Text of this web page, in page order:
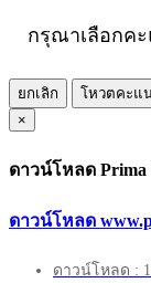
กรุณาเลือกค
ยกเลิก
โหวตคะแ
×
ดาวน์โหลด Prima
ดาวน์โหลด
ดาวน์โหลด :